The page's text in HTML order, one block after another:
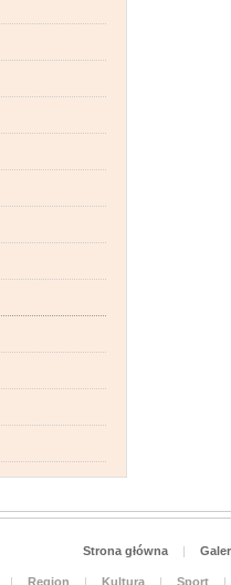
Strona główna |
| Region | Kultura | Sport
|